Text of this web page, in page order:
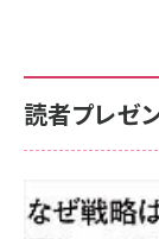
読者プレゼ
成
が